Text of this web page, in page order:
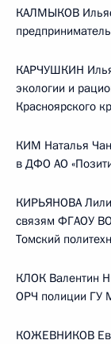
КАЛМЫКОВ
предприниматель
КАРЧУШКИН Илья
экологии и
Красноярского
КИМ Наталья
в ДФО АО
КИРЬЯНОВА
связям ФГАОУ ВО
Томский
КЛОК Валентин
ОРЧ полиции ГУ
КОЖЕВНИКОВ